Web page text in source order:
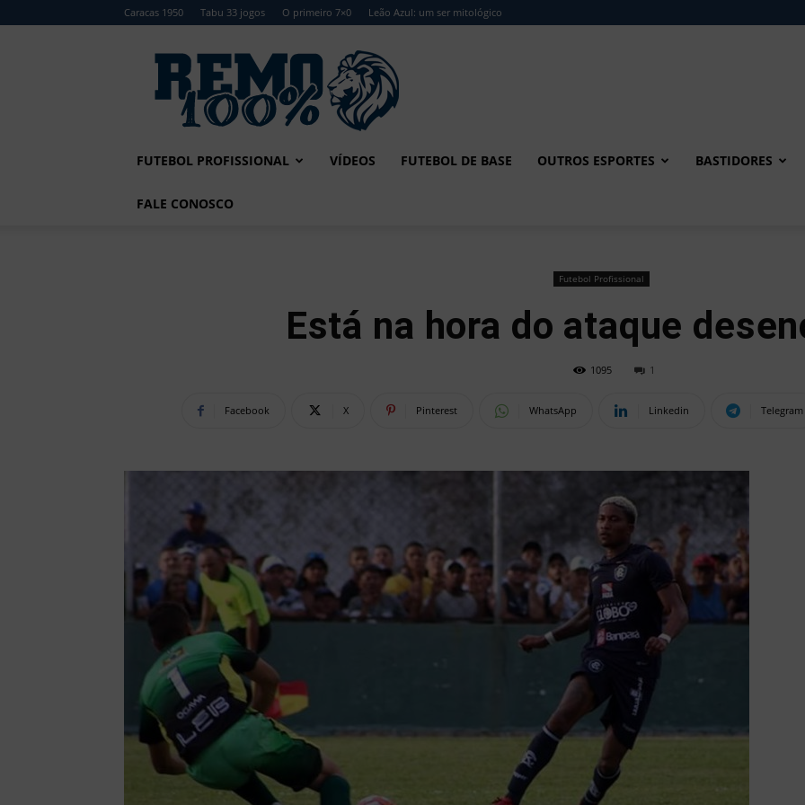
Caracas 1950 Tabu 33 jogos O primeiro 7×0 Leão Azul: um ser mitológico
Remo
FUTEBOL PROFISSIONAL VÍDEOS FUTEBOL DE BASE OUTROS ESPORTES BASTIDORES
FALE CONOSCO
Futebol Profissional
Está na hora do ataque
1095 1
Facebook X Pinterest WhatsApp Linkedin Telegram